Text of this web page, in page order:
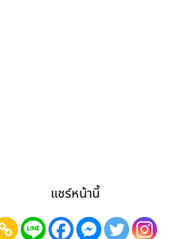
แชร์หน้านี้